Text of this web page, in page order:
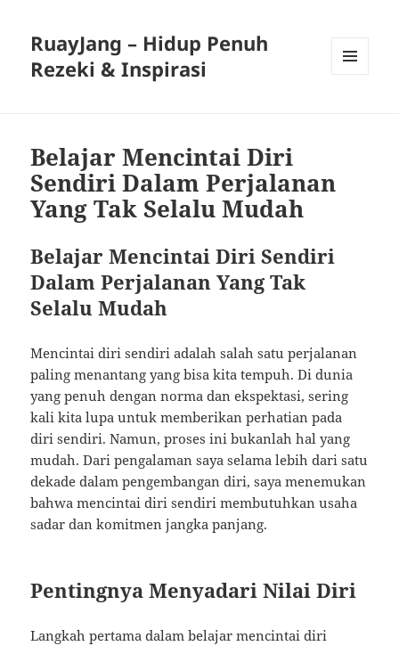
RuayJang – Hidup Penuh
Rezeki & Inspirasi
Belajar Mencintai Diri
Sendiri Dalam Perjalanan
Yang Tak Selalu Mudah
Belajar Mencintai Diri Sendiri
Dalam Perjalanan Yang Tak
Selalu Mudah
Mencintai diri sendiri adalah salah satu perjalanan
paling menantang yang bisa kita tempuh. Di dunia
yang penuh dengan norma dan ekspektasi, sering
kali kita lupa untuk memberikan perhatian pada
diri sendiri. Namun, proses ini bukanlah hal yang
mudah. Dari pengalaman saya selama lebih dari satu
dekade dalam pengembangan diri, saya menemukan
bahwa mencintai diri sendiri membutuhkan usaha
sadar dan komitmen jangka panjang.
Pentingnya Menyadari Nilai Diri
Langkah pertama dalam belajar mencintai diri